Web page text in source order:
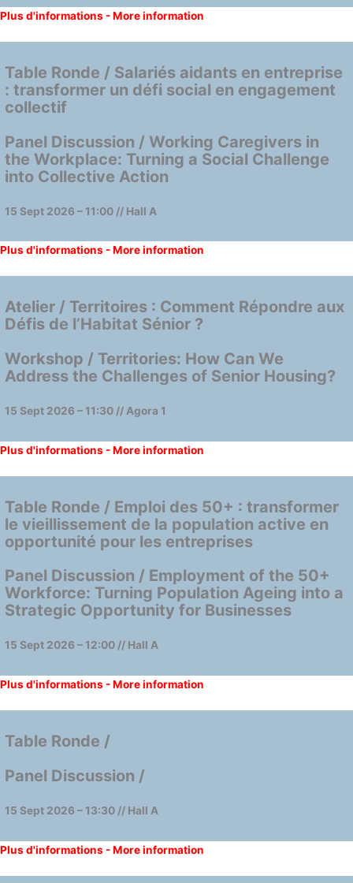
Plus d'informations - More information
Table Ronde / Salariés aidants en entreprise
: transformer un défi social en engagement
collectif
Panel Discussion / Working Caregivers in
the Workplace: Turning a Social Challenge
into Collective Action
15 Sept 2026 – 11:00 // Hall A
Plus d'informations - More information
Atelier / Territoires : Comment Répondre aux
Défis de l’Habitat Sénior ?
Workshop / Territories: How Can We
Address the Challenges of Senior Housing?
15 Sept 2026 – 11:30 // Agora 1
Plus d'informations - More information
Table Ronde / Emploi des 50+ : transformer
le vieillissement de la population active en
opportunité pour les entreprises
Panel Discussion / Employment of the 50+
Workforce: Turning Population Ageing into a
Strategic Opportunity for Businesses
15 Sept 2026 – 12:00 // Hall A
Plus d'informations - More information
Table Ronde /
Panel Discussion /
15 Sept 2026 – 13:30 // Hall A
Plus d'informations - More information